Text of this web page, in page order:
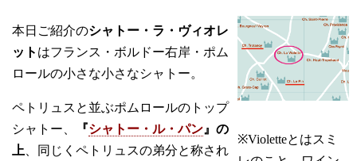
本日ご紹介のシャトー・ラ・ヴィオレ
ット はフランス・ボルドー右岸・ポム
ロールの小さな小さなシャトー。
ペトリュスと並ぶポムロールのトップ
シャトー、
『シャトー・ル・パン 』の
上 、同じくペトリュスの弟分と称され
※Violetteとはスミ